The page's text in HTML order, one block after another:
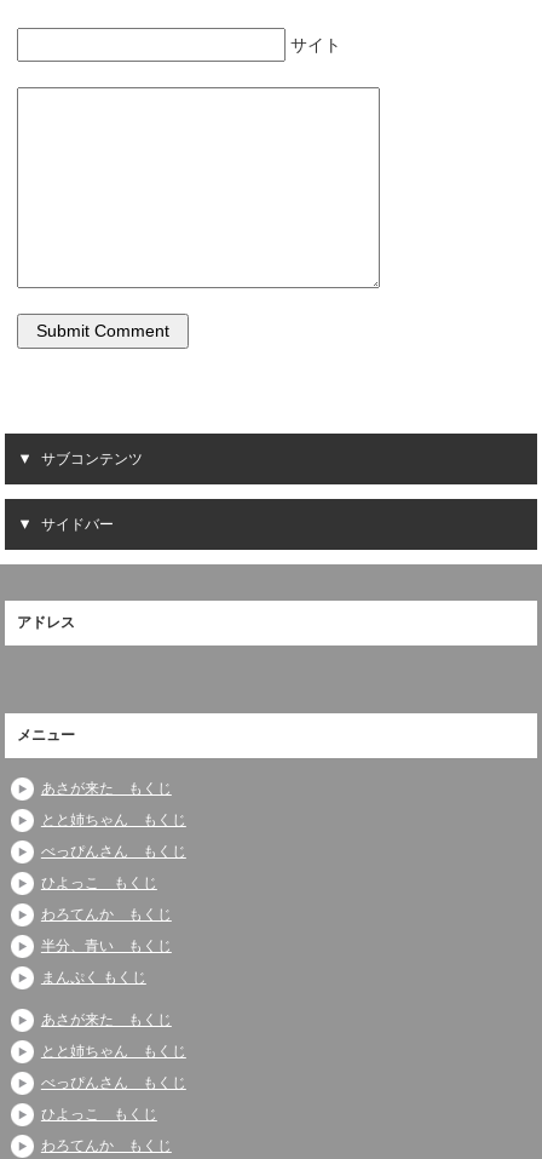
サイト
サブコンテンツ
サイドバー
アドレス
メニュー
あさが来た もくじ
とと姉ちゃん もくじ
べっぴんさん もくじ
ひよっこ もくじ
わろてんか もくじ
半分、青い もくじ
まんぷく もくじ
あさが来た もくじ
とと姉ちゃん もくじ
べっぴんさん もくじ
ひよっこ もくじ
わろてんか もくじ